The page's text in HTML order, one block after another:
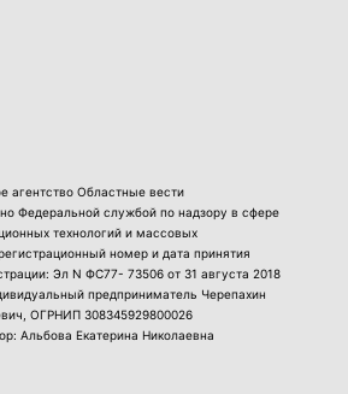
агентство Областные вести
Федеральной службой по надзору в сфере
технологий и массовых
номер и дата принятия
Эл N ФС77- 73506 от 31 августа 2018
предприниматель Черепахин
ОГРНИП 308345929800026
Альбова Екатерина Николаевна